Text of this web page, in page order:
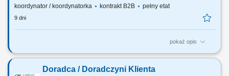
koordynator / koordynatorka
kontrakt B2B pełny etat
9 dni
pokaż opis
Jakie będą Twoje zadania: Budowanie i rozwijanie placówki
wzrost. Wyznaczanie kierunku działań sprzedażowych oraz
Doradca / Doradczyni Klienta